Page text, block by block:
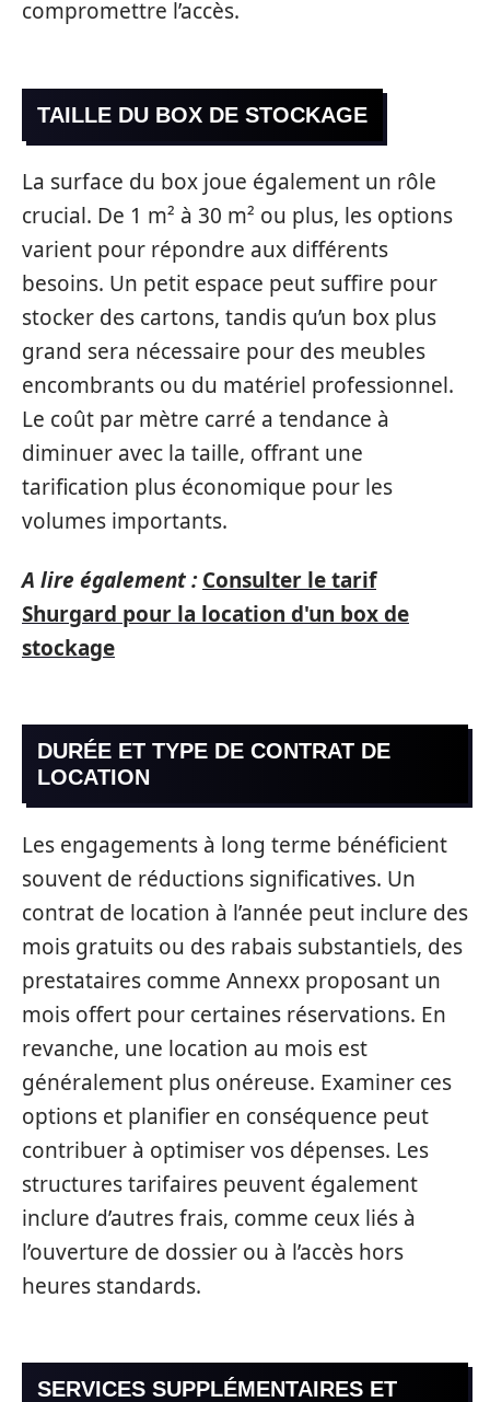
compromettre l’accès.
TAILLE DU BOX DE STOCKAGE
La surface du box joue également un rôle
crucial. De 1 m² à 30 m² ou plus, les options
varient pour répondre aux différents
besoins. Un petit espace peut suffire pour
stocker des cartons, tandis qu’un box plus
grand sera nécessaire pour des meubles
encombrants ou du matériel professionnel.
Le coût par mètre carré a tendance à
diminuer avec la taille, offrant une
tarification plus économique pour les
volumes importants.
A lire également : Consulter le tarif
Shurgard pour la location d'un box de
stockage
DURÉE ET TYPE DE CONTRAT DE
LOCATION
Les engagements à long terme bénéficient
souvent de réductions significatives. Un
contrat de location à l’année peut inclure des
mois gratuits ou des rabais substantiels, des
prestataires comme Annexx proposant un
mois offert pour certaines réservations. En
revanche, une location au mois est
généralement plus onéreuse. Examiner ces
options et planifier en conséquence peut
contribuer à optimiser vos dépenses. Les
structures tarifaires peuvent également
inclure d’autres frais, comme ceux liés à
l’ouverture de dossier ou à l’accès hors
heures standards.
SERVICES SUPPLÉMENTAIRES ET